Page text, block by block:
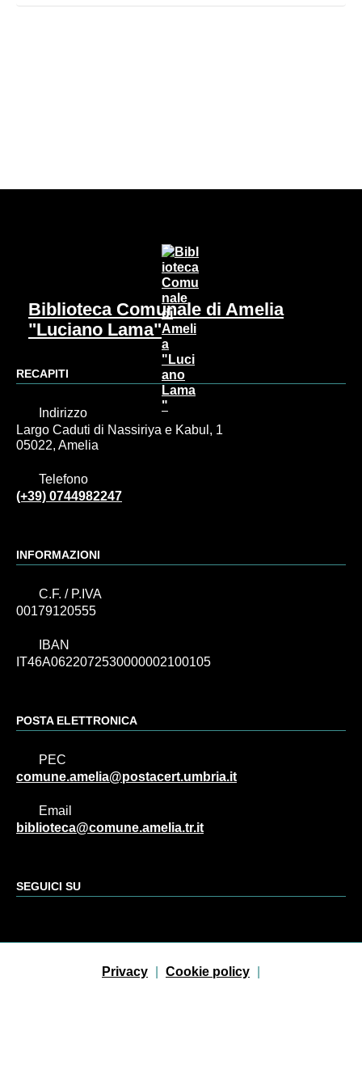
Biblioteca Comunale di Amelia
"Luciano Lama"
RECAPITI
Indirizzo
Largo Caduti di Nassiriya e Kabul, 1
05022, Amelia
Telefono
(+39) 0744982247
INFORMAZIONI
C.F. / P.IVA
00179120555
IBAN
IT46A0622072530000002100105
POSTA ELETTRONICA
PEC
comune.amelia@postacert.umbria.it
Email
biblioteca@comune.amelia.tr.it
SEGUICI SU
Sezione Link Utili
Privacy Cookie policy